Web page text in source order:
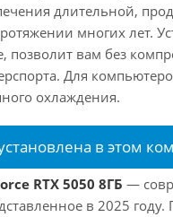
длительной,
многих лет.
позволит вам без
Для
охлаждения.
в этом
RTX 5050 8ГБ —
в 2025